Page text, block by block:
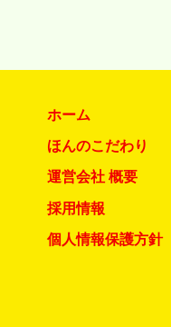
ホーム
ほんのこだわり
運営会社 概要
採用情報
個人情報保護方針